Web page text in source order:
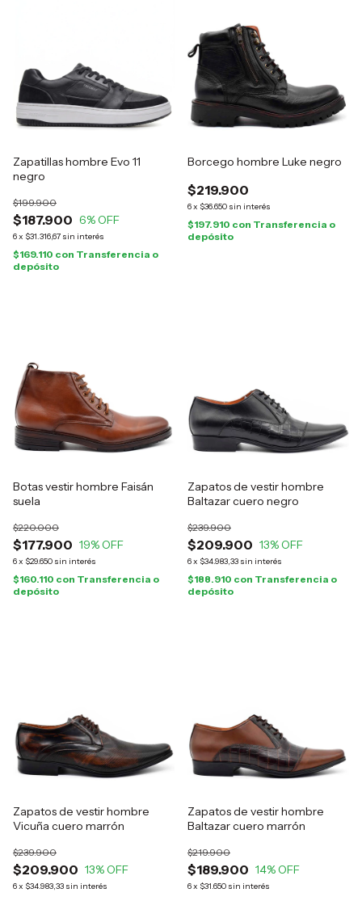
Zapatillas hombre Evo 11
negro
$187.900
$199.900
6% OFF
6x $31.316,67 sin interés
$169.110 con Transferencia o
depósito
Borcego hombre Luke negro
$219.900
6x $36.650 sin interés
$197.910 con Transferencia o
depósito
Botas vestir hombre Faisán
suela
$177.900
$220.000
19% OFF
6x $29.650 sin interés
$160.110 con Transferencia o
depósito
Zapatos de vestir hombre
Baltazar cuero negro
$209.900
$239.900
13% OFF
6x $34.983,33 sin interés
$188.910 con Transferencia o
depósito
Zapatos de vestir hombre
Vicuña cuero marrón
$209.900
$239.900
13% OFF
6x $34.983,33 sin interés
Zapatos de vestir hombre
Baltazar cuero marrón
$189.900
$219.900
14% OFF
6x $31.650 sin interés